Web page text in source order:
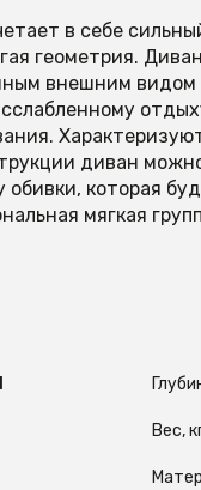
в себе
геометрия.
внешним видом
диван
которая
мягкая
Вес,